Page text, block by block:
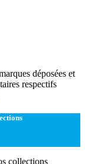
déposées et
respectifs
collections